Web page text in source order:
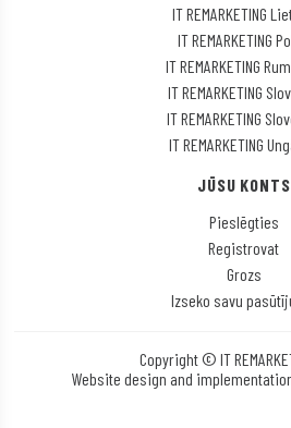
IT REMARKETING
IT REMARKETING
IT REMARKETING
IT REMARKETING
IT REMARKETING
IT REMARKETING
JŪSU KONTS
Pieslēgties
Registrovat
Grozs
Izseko savu
Copyright © IT
Website design and